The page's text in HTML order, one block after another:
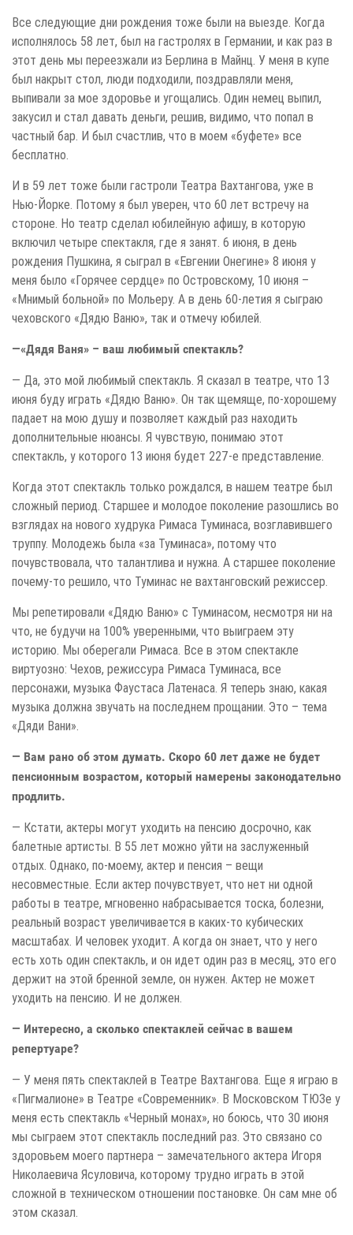
Все следующие дни рождения тоже были на выезде. Когда
исполнялось 58 лет, был на гастролях в Германии, и как раз в
этот день мы переезжали из Берлина в Майнц. У меня в купе
был накрыт стол, люди подходили, поздравляли меня,
выпивали за мое здоровье и угощались. Один немец выпил,
закусил и стал давать деньги, решив, видимо, что попал в
частный бар. И был счастлив, что в моем «буфете» все
бесплатно.
И в 59 лет тоже были гастроли Театра Вахтангова, уже в
Нью-Йорке. Потому я был уверен, что 60 лет встречу на
стороне. Но театр сделал юбилейную афишу, в которую
включил четыре спектакля, где я занят. 6 июня, в день
рождения Пушкина, я сыграл в «Евгении Онегине» 8 июня у
меня было «Горячее сердце» по Островскому, 10 июня –
«Мнимый больной» по Мольеру. А в день 60-летия я сыграю
чеховского «Дядю Ваню», так и отмечу юбилей.
—«Дядя Ваня» – ваш любимый спектакль?
— Да, это мой любимый спектакль. Я сказал в театре, что 13
июня буду играть «Дядю Ваню». Он так щемяще, по-хорошему
падает на мою душу и позволяет каждый раз находить
дополнительные нюансы. Я чувствую, понимаю этот
спектакль, у которого 13 июня будет 227-е представление.
Когда этот спектакль только рождался, в нашем театре был
сложный период. Старшее и молодое поколение разошлись во
взглядах на нового худрука Римаса Туминаса, возглавившего
труппу. Молодежь была «за Туминаса», потому что
почувствовала, что талантлива и нужна. А старшее поколение
почему-то решило, что Туминас не вахтанговский режиссер.
Мы репетировали «Дядю Ваню» с Туминасом, несмотря ни на
что, не будучи на 100% уверенными, что выиграем эту
историю. Мы оберегали Римаса. Все в этом спектакле
виртуозно: Чехов, режиссура Римаса Туминаса, все
персонажи, музыка Фаустаса Латенаса. Я теперь знаю, какая
музыка должна звучать на последнем прощании. Это – тема
«Дяди Вани».
— Вам рано об этом думать. Скоро 60 лет даже не будет
пенсионным возрастом, который намерены законодательно
продлить.
— Кстати, актеры могут уходить на пенсию досрочно, как
балетные артисты. В 55 лет можно уйти на заслуженный
отдых. Однако, по-моему, актер и пенсия – вещи
несовместные. Если актер почувствует, что нет ни одной
работы в театре, мгновенно набрасывается тоска, болезни,
реальный возраст увеличивается в каких-то кубических
масштабах. И человек уходит. А когда он знает, что у него
есть хоть один спектакль, и он идет один раз в месяц, это его
держит на этой бренной земле, он нужен. Актер не может
уходить на пенсию. И не должен.
— Интересно, а сколько спектаклей сейчас в вашем
репертуаре?
— У меня пять спектаклей в Театре Вахтангова. Еще я играю в
«Пигмалионе» в Театре «Современник». В Московском ТЮЗе у
меня есть спектакль «Черный монах», но боюсь, что 30 июня
мы сыграем этот спектакль последний раз. Это связано со
здоровьем моего партнера – замечательного актера Игоря
Николаевича Ясуловича, которому трудно играть в этой
сложной в техническом отношении постановке. Он сам мне об
этом сказал.